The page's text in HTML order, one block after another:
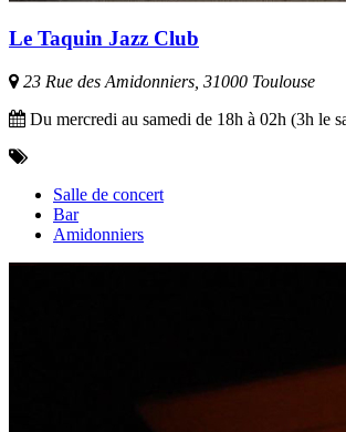
Le Taquin Jazz Club
23 Rue des Amidonniers, 31000 Toulouse
Du mercredi au samedi de 18h à 02h (3h le
Salle de concert
Bar
Amidonniers